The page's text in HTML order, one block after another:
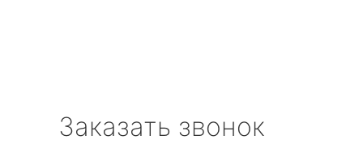
Заказать звонок